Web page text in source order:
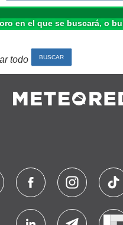
en el que se buscará, o
todo